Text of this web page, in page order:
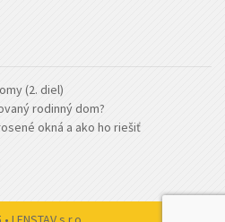
(2. diel)
rodinný dom?
okná a ako ho riešiť